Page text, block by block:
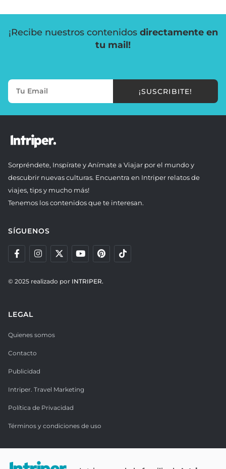
¡Recibe nuestros contenidos directamente en
tu mail!
¡SUSCRIBITE!
Sorpréndete, Inspírate y Anímate a Viajar por el mundo y
descubrir nuevas culturas. Encuentra en Intriper relatos de
viajes, tips y mucho más!
Tenemos los contenidos que te interesan.
SÍGUENOS
© 2025 realizado por INTRIPER.
LEGAL
Quienes somos
Contacto
Publicidad
Intriper. Travel Marketing
Política de Privacidad
Términos y condiciones de uso